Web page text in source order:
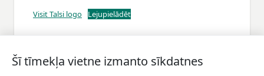
Visit Talsi logo Lejupielādēt
Šī tīmekļa vietne izmanto sīkdatnes